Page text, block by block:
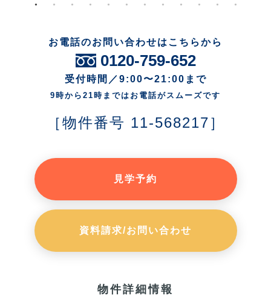
お電話のお問い合わせはこちらから
0120-759-652
受付時間／9:00〜21:00まで
9時から21時まではお電話がスムーズです
［物件番号 11-568217］
見学予約
資料請求/お問い合わせ
物件詳細情報